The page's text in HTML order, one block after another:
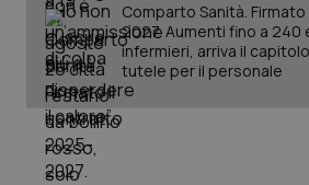
Comparto Sanità.
2027. Aumenti fino a 240
infermieri, arriva il
tutele per il personale